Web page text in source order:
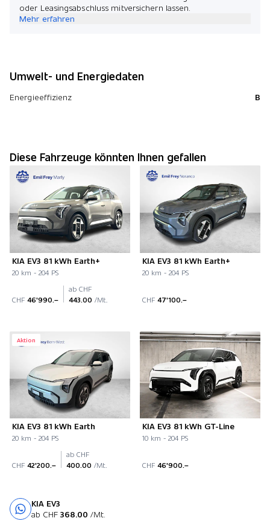
oder Leasingsabschluss mitversichern lassen.
Mehr erfahren
Umwelt- und Energiedaten
Energieeffizienz B
Diese Fahrzeuge könnten Ihnen gefallen
KIA EV3 81 kWh Earth+
20 km - 204 PS
CHF 46'990.–
ab CHF
443.00 /Mt.
KIA EV3 81 kWh Earth+
20 km - 204 PS
CHF 47'100.–
Aktion
KIA EV3 81 kWh Earth
20 km - 204 PS
CHF 42'200.–
ab CHF
400.00 /Mt.
KIA EV3 81 kWh GT-Line
10 km - 204 PS
CHF 46'900.–
KIA EV3
ab CHF 368.00 /Mt.